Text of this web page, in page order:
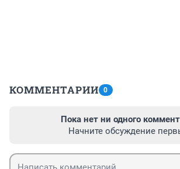
КОММЕНТАРИИ 0
Пока нет ни одного
Начните обсуждение